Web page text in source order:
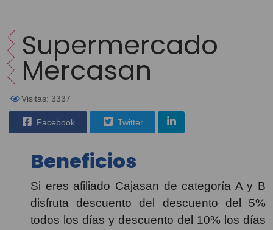
Supermercado
Mercasan
Visitas: 3337
Facebook Twitter
Beneficios
Si eres afiliado Cajasan de categoría A y B
disfruta descuento del descuento del 5%
todos los días y descuento del 10% los días